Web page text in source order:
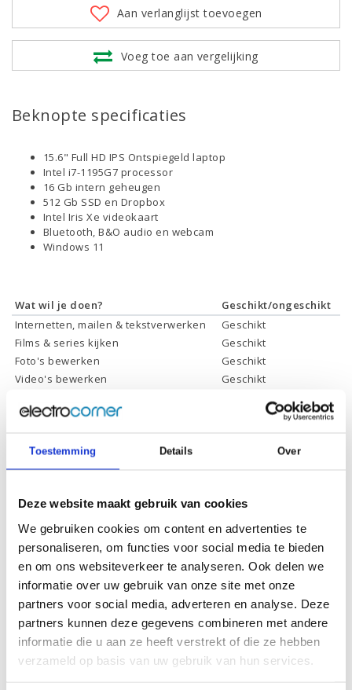
Toestemming Details Over
Deze website maakt gebruik van cookies
We gebruiken cookies om content en advertenties te
personaliseren, om functies voor social media te bieden
en om ons websiteverkeer te analyseren. Ook delen we
informatie over uw gebruik van onze site met onze
partners voor social media, adverteren en analyse. Deze
partners kunnen deze gegevens combineren met andere
informatie die u aan ze heeft verstrekt of die ze hebben
verzameld op basis van uw gebruik van hun services.
Aan verlanglijst toevoegen
Voeg toe aan vergelijking
Beknopte specificaties
15.6" Full HD IPS Ontspiegeld laptop
Intel i7-1195G7 processor
16 Gb intern geheugen
512 Gb SSD en Dropbox
Intel Iris Xe videokaart
Bluetooth, B&O audio en webcam
Windows 11
Wat wil je doen?
Geschikt/ongeschikt
Internetten, mailen & tekstverwerken
Geschikt
Films & series kijken
Geschikt
Foto's bewerken
Geschikt
Video's bewerken
Geschikt
* Systeemvereisten zijn sterk afhankelijk van de games die u wilt spelen,
Specificaties
Schermdiagonaal:
15.6 inch (39,6 cm)
Scherm resolutie:
1920 x 1080 (Full HD)
Touchscreen:
-
Scherm omklapbaar:
-
Processor:
Intel Core i7-1195G7